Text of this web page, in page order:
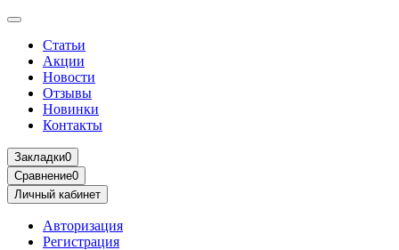
Статьи
Акции
Новости
Отзывы
Новинки
Контакты
Закладки0
Сравнение0
Личный кабинет
Авторизация
Регистрация